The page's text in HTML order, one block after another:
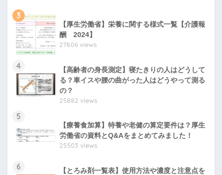
3
【厚生労働省】栄養に関する様式一覧【介護報
酬 2024】
27806 views
4
【高齢者の身長測定】寝たきりの人はどうして
る？車イスや腰の曲がった人はどうやって測る
の？
25882 views
5
【療養食加算】特養や老健の算定要件は？厚生
労働省の資料とQ&Aをまとめてみました！
25503 views
6
【とろみ剤一覧表】使用方法や濃度と注意点を